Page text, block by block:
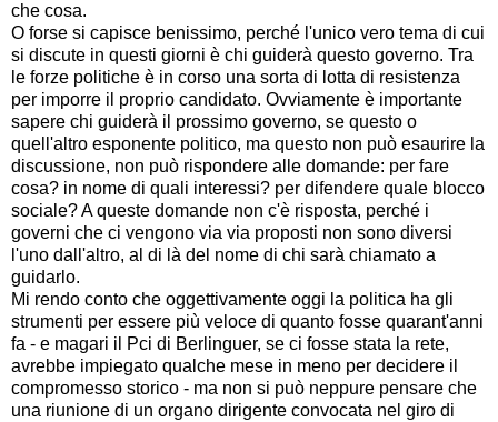
che cosa.
O forse si capisce benissimo, perché l'unico vero tema di cui
si discute in questi giorni è chi guiderà questo governo. Tra
le forze politiche è in corso una sorta di lotta di resistenza
per imporre il proprio candidato. Ovviamente è importante
sapere chi guiderà il prossimo governo, se questo o
quell'altro esponente politico, ma questo non può esaurire la
discussione, non può rispondere alle domande: per fare
cosa? in nome di quali interessi? per difendere quale blocco
sociale? A queste domande non c'è risposta, perché i
governi che ci vengono via via proposti non sono diversi
l'uno dall'altro, al di là del nome di chi sarà chiamato a
guidarlo.
Mi rendo conto che oggettivamente oggi la politica ha gli
strumenti per essere più veloce di quanto fosse quarant'anni
fa - e magari il Pci di Berlinguer, se ci fosse stata la rete,
avrebbe impiegato qualche mese in meno per decidere il
compromesso storico - ma non si può neppure pensare che
una riunione di un organo dirigente convocata nel giro di